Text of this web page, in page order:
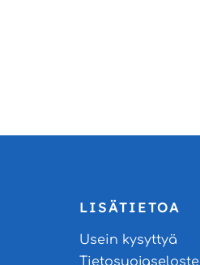
LISÄTIETOA
Usein kysyttyä